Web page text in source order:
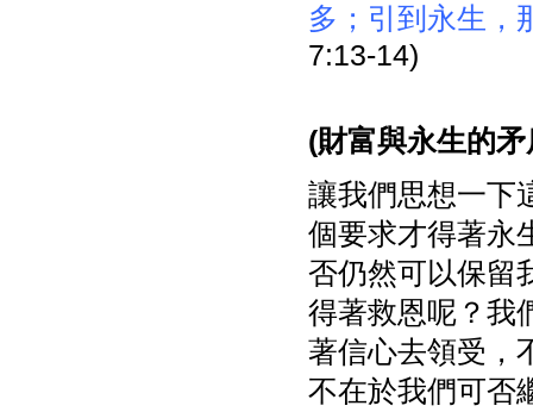
多；引到永生，
7:13-14)
(財富與永生的矛
讓我們思想一下
個要求才得著永
否仍然可以保留
得著救恩呢？我
著信心去領受，
不在於我們可否